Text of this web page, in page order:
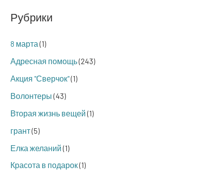
Рубрики
8 марта(1)
Адресная помощь(243)
Акция "Сверчок"(1)
Волонтеры(43)
Вторая жизнь вещей(1)
грант(5)
Елка желаний(1)
Красота в подарок(1)